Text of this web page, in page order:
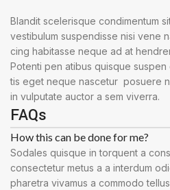
Blandit scelerisque condimentum
vestibulum suspendisse nisi vene
cing habitasse neque ad at
Potenti pen atibus quisque
tis eget neque nascetur posuere
in vulputate auctor a sem viverra.
FAQs
How this can be done for me?
Sodales quisque in torquent a
consectetur metus a a interdum
pharetra vivamus a commodo